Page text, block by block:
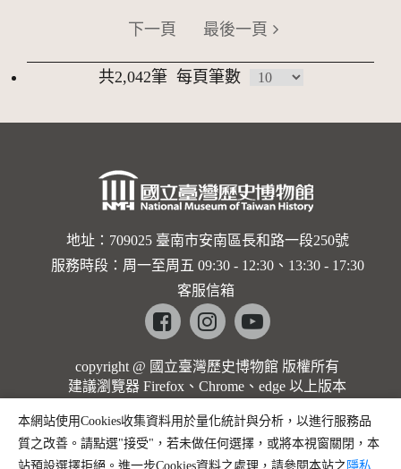
下一頁 最後一頁
共2,042筆 每頁筆數
地址：709025 臺南市安南區長和路一段250號
服務時段：周一至周五 09:30 - 12:30、13:30 - 17:30
客服信箱
Facebookinstagramyoutube
copyright @ 國立臺灣歷史博物館 版權所有
建議瀏覽器 Firefox、Chrome、edge 以上版本
本網站使用Cookies收集資料用於量化統計與分析，以進行服務品
質之改善。請點選"接受"，若未做任何選擇，或將本視窗關閉，本
站預設選擇拒絕。進一步Cookies資料之處理，請參閱本站之 隱私